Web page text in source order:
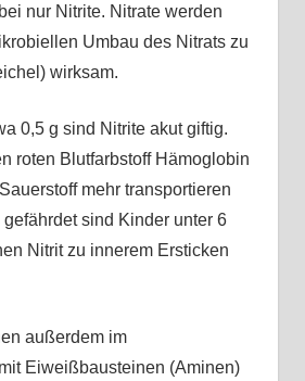
nur Nitrite. Nitrate werden
Umbau des Nitrats zu
wirksam.
0,5 g sind Nitrite akut giftig.
roten Blutfarbstoff Hämoglobin
mehr transportieren
sind Kinder unter 6
Nitrit zu innerem Ersticken
außerdem im
Eiweißbausteinen (Aminen)